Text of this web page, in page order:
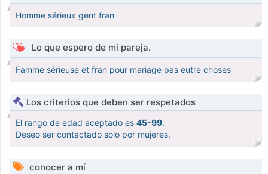
Homme sérieux gent fran
Lo que espero de mi pareja.
Famme sérieuse et fran pour mariage pas eutre choses
Los criterios que deben ser respetados
El rango de edad aceptado es 45-99.
Deseo ser contactado solo por mujeres.
conocer a mí